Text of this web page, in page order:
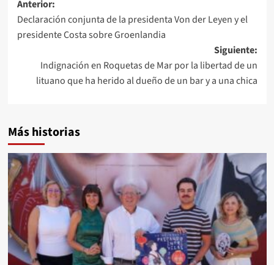
Navegación
de
entradas
Anterior:
Declaración conjunta de la presidenta Von der Leyen y el
presidente Costa sobre Groenlandia
Siguiente:
Indignación en Roquetas de Mar por la libertad de un
lituano que ha herido al dueño de un bar y a una chica
Más historias